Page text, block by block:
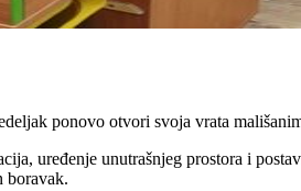
ponovo otvori svoja vrata
uređenje unutrašnjeg prostora i
boravak.